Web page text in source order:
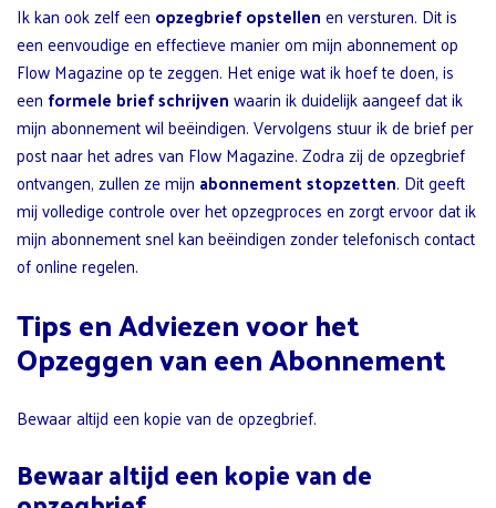
Ik kan ook zelf een opzegbrief opstellenen versturen. Dit is
een eenvoudige en effectieve manier om mijn abonnement op
Flow Magazine op te zeggen. Het enige wat ik hoef te doen, is
een formele brief schrijvenwaarin ik duidelijk aangeef dat ik
mijn abonnement wil beëindigen. Vervolgens stuur ik de brief per
post naar het adres van Flow Magazine. Zodra zij de opzegbrief
ontvangen, zullen ze mijn abonnement stopzetten. Dit geeft
mij volledige controle over het opzegproces en zorgt ervoor dat ik
mijn abonnement snel kan beëindigen zonder telefonisch contact
of online regelen.
Tips en Adviezen voor het
Opzeggen van een Abonnement
Bewaar altijd een kopie van de opzegbrief.
Bewaar altijd een kopie van de